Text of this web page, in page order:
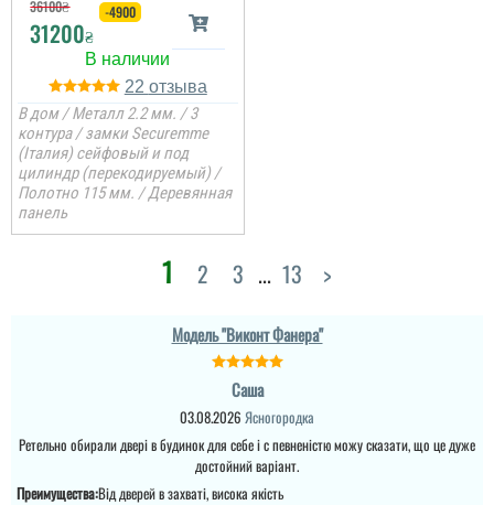
як зовні, так і в серед...
побачите а масивне
полотно і короб , то
36100₴
31200₴
-4900
22
В дом / Металл 2.2 мм. / 3
контура / замки Securemme
(Італия) сейфовый и под
цилиндр (перекодируемый) /
Полотно 115 мм. / Деревянная
панель
1 2 3 ... 13 >
Модель "Виконт Фанера"
Саша
03.08.2026 Ясногородка
Ретельно обирали двері в будинок для себе і с певненістю можу сказати, що це дуже
достойний варіант.
Преимущества:Від дверей в захваті, висока якість